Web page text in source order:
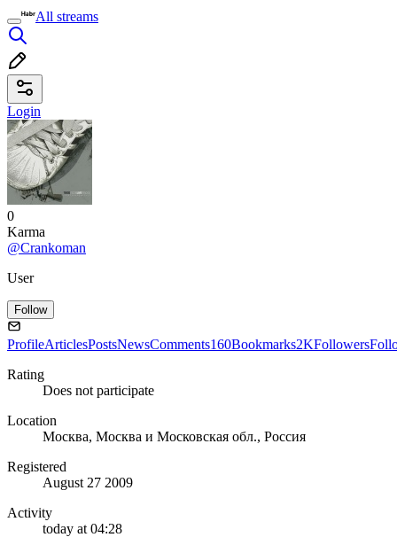
All streams
Login
0
Karma
@Crankoman
User
Follow
ProfileArticlesPostsNewsComments160Bookmarks2KFollowers
Rating
Does not participate
Location
Москва, Москва и Московская обл., Россия
Registered
August 27 2009
Activity
today at 04:28